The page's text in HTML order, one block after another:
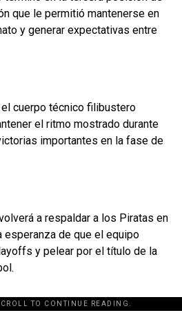
que le permitió mantenerse en
y generar expectativas entre
cuerpo técnico filibustero
el ritmo mostrado durante
importantes en la fase de
a respaldar a los Piratas en
esperanza de que el equipo
y pelear por el título de la
TO CONTINUE READING.